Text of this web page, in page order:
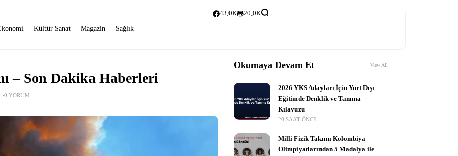
Kültür Sanat Magazin Sağlık
43,0K 20,0K
– Son Dakika Haberleri
0 YORUM
Okumaya Devam Et View All
2026 YKS Adayları İçin Yurt Dışı
Eğitimde Denklik ve Tanıma
Kılavuzu
20 SAAT ÖNCE
Milli Fizik Takımı Kolombiya
Olimpiyatlarından 5 Madalya ile